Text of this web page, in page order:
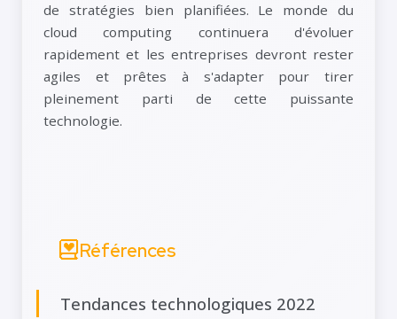
de stratégies bien planifiées. Le monde du
cloud computing continuera d'évoluer
rapidement et les entreprises devront rester
agiles et prêtes à s'adapter pour tirer
pleinement parti de cette puissante
technologie.
Références
Tendances technologiques 2022